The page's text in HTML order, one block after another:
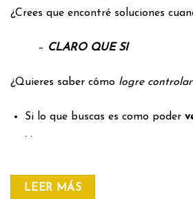
¿Crees que encontré soluciones
– CLARO QUE SI
¿Quieres saber cómo logre
Si lo que buscas es como poder
. .
LEER MÁS